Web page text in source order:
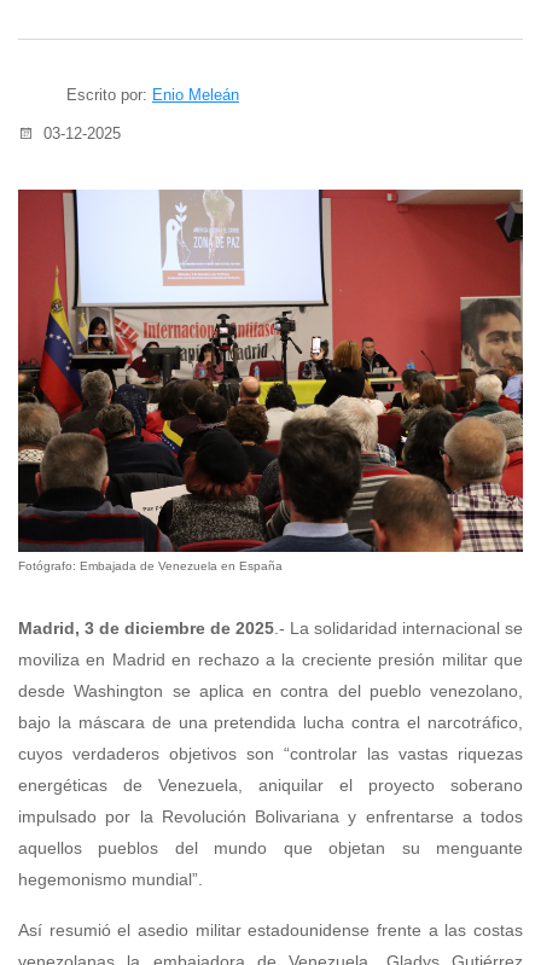
Escrito por: Enio Meleán
03-12-2025
Fotógrafo: Embajada de Venezuela en España
Madrid, 3 de diciembre de 2025 .- La solidaridad internacional se
moviliza en Madrid en rechazo a la creciente presión militar que
desde Washington se aplica en contra del pueblo venezolano,
bajo la máscara de una pretendida lucha contra el narcotráfico,
cuyos verdaderos objetivos son “controlar las vastas riquezas
energéticas de Venezuela, aniquilar el proyecto soberano
impulsado por la Revolución Bolivariana y enfrentarse a todos
aquellos pueblos del mundo que objetan su menguante
hegemonismo mundial”.
Así resumió el asedio militar estadounidense frente a las costas